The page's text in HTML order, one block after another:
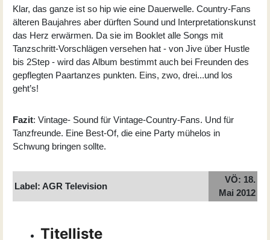
Klar, das ganze ist so hip wie eine Dauerwelle. Country-Fans
älteren Baujahres aber dürften Sound und Interpretationskunst
das Herz erwärmen. Da sie im Booklet alle Songs mit
Tanzschritt-Vorschlägen versehen hat - von Jive über Hustle
bis 2Step - wird das Album bestimmt auch bei Freunden des
gepflegten Paartanzes punkten. Eins, zwo, drei...und los
geht’s!
Fazit: Vintage- Sound für Vintage-Country-Fans. Und für
Tanzfreunde. Eine Best-Of, die eine Party mühelos in
Schwung bringen sollte.
Label: AGR Television
VÖ: 18.
Mai 2012
Titelliste